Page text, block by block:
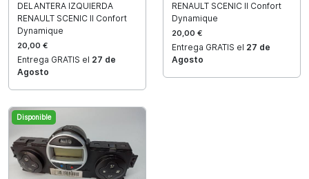
DELANTERA IZQUIERDA
RENAULT SCENIC II Confort
Dynamique
20,00 €
Entrega GRATIS el 27 de
Agosto
RENAULT SCENIC II Confort
Dynamique
20,00 €
Entrega GRATIS el 27 de
Agosto
Disponible